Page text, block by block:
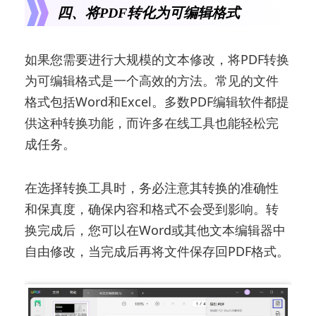
四、将PDF转化为可编辑格式
如果您需要进行大规模的文本修改，将PDF转换
为可编辑格式是一个高效的方法。常见的文件
格式包括Word和Excel。多数PDF编辑软件都提
供这种转换功能，而许多在线工具也能轻松完
成任务。
在选择转换工具时，务必注意其转换的准确性
和保真度，确保内容和格式不会受到影响。转
换完成后，您可以在Word或其他文本编辑器中
自由修改，当完成后再将文件保存回PDF格式。